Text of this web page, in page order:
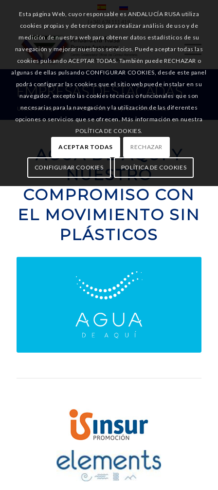
EMPRESAS DESTACADAS
Usted está aquí: Inicio / Empresas / Empresas Destacadas
AGUA DE AQUÍ Y
NUESTRO
COMPROMISO CON
EL MOVIMIENTO SIN
PLÁSTICOS
Esta página Web, cuyo responsable es ANDALUCÍA RUSA utiliza
cookies propias y de terceros para realizar análisis de uso y de
medición de nuestra web para obtener datos estadísticos de su
navegación y mejorar nuestros servicios. Puede aceptar todas las
cookies pulsando ACEPTAR TODAS. También puede RECHAZAR o
algunas de ellas pulsando CONFIGURAR COOKIES, desde este panel
podrá configurar las cookies que el sitio web puede instalar en su
navegador, excepto las cookies técnicas o funcionales que son
necesarias para la navegación y la utilización de las diferentes
opciones o servicios que se ofrecen. Más información en nuestra
POLÍTICA DE COOKIES.
ACEPTAR TODAS RECHAZAR
CONFIGURAR COOKIES POLÍTICA DE COOKIES